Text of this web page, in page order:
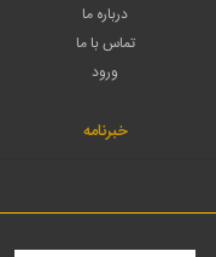
درباره ما
تماس با ما
ورود
خبرنامه